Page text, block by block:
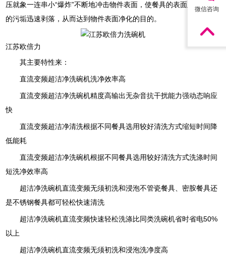
压就象一连串小“爆炸”不断地冲击物件表面，使餐具的表面及缝隙中
的污垢迅速剥落，从而达到物件表面净化的目的。
江苏欧倍力
其主要特性来：
直流变频超洁净洗碗机洗净效率高
直流变频超洁净洗碗机精度高输出无杂音抗干扰能力强动态响应
快
直流变频超洁净清洗根据不同餐具选用较好清洗方式缩短时间降
低能耗
直流变频超洁净洗碗机根据不同餐具选用较好清洗方式洗涤时间
短洗净效率高
超洁净洗碗机直流变频无须初洗和浸泡不管瓷餐具、密胺餐具还
是不锈钢餐具都可轻松快速清洗
超洁净洗碗机直流变频快速轻松洗涤比同类洗碗机省时省电50%
以上
超洁净洗碗机直流变频无须初洗和浸泡洗净度高
微信咨询